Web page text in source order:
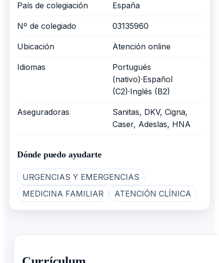
País de colegiación España
Nº de colegiado 03135960
Ubicación Atención online
Idiomas
Portugués
(nativo)·Español
(C2)·Inglés (B2)
Aseguradoras
Sanitas, DKV, Cigna,
Caser, Adeslas, HNA
Dónde puedo ayudarte
URGENCIAS Y EMERGENCIAS
MEDICINA FAMILIAR
ATENCIÓN CLÍNICA